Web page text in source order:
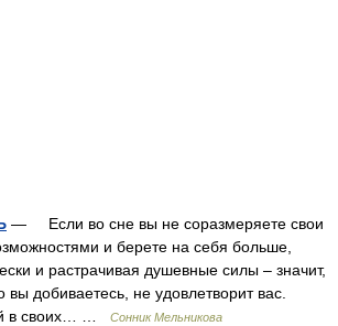
— Если во сне вы не соразмеряете свои
и берете на себя больше,
и растрачивая душевные силы – значит,
вы добиваетесь, не удовлетворит вас.
в своих… …
Сонник Мельникова